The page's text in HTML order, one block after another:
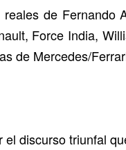
de
Force India,
de Mercedes/
discurso triunfal